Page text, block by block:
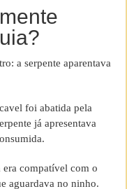
a serpente aparentava
foi abatida pela
já apresentava
compatível com o
aguardava no ninho.